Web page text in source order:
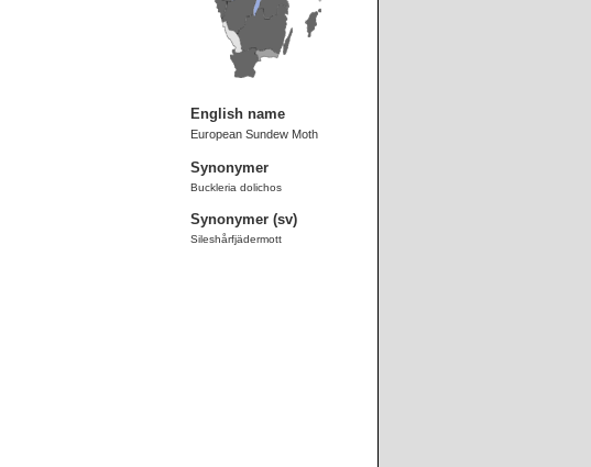
English name
European Sundew Moth
Synonymer
Buckleria dolichos
Synonymer (sv)
Sileshårfjädermott